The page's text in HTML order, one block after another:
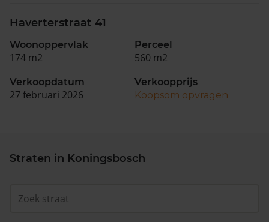
Haverterstraat 41
Woonoppervlak
174 m2
Perceel
560 m2
Verkoopdatum
27 februari 2026
Verkoopprijs
Koopsom opvragen
Straten in Koningsbosch